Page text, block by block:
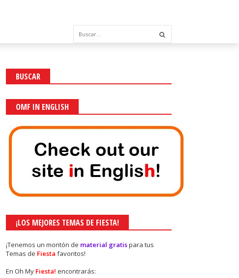
BUSCAR
OMF IN ENGLISH
¡LOS MEJORES TEMAS DE FIESTA!
¡Tenemos un montón de material gratispara tus
Temas de Fiestafavoritos!
En Oh My Fiesta!encontrarás: